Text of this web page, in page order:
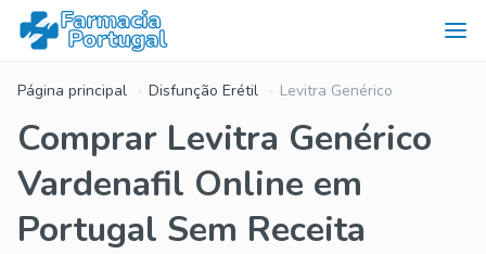
Página principal Disfunção Erétil Levitra Genérico
Comprar Levitra Genérico
Vardenafil Online em
Portugal Sem Receita